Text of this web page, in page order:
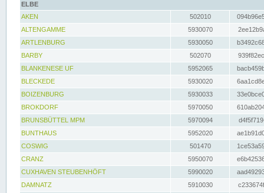
ELBE
AKEN
502010
ALTENGAMME
5930070
ARTLENBURG
5930050
BARBY
502070
BLANKENESE UF
5952065
BLECKEDE
5930020
BOIZENBURG
5930033
BROKDORF
5970050
BRUNSBÜTTEL MPM
5970094
BUNTHAUS
5952020
COSWIG
501470
CRANZ
5950070
CUXHAVEN STEUBENHÖFT
5990020
DAMNATZ
5910030